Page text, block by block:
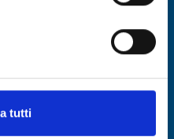
tutti
SCOPRI DI PIÙ →
2027